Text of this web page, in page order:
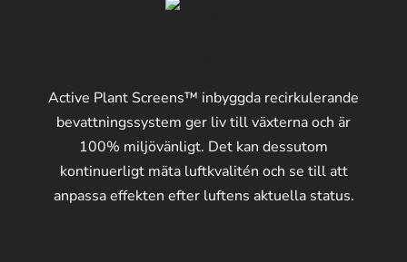
Active Plant Screens™ inbyggda recirkulerande
bevattningssystem ger liv till växterna och är
100% miljövänligt. Det kan dessutom
kontinuerligt mäta luftkvalitén och se till att
anpassa effekten efter luftens aktuella status.